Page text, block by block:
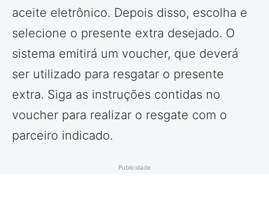
aceite eletrônico. Depois disso, escolha e
selecione o presente extra desejado. O
sistema emitirá um voucher, que deverá
ser utilizado para resgatar o presente
extra. Siga as instruções contidas no
voucher para realizar o resgate com o
parceiro indicado.
Publicidade